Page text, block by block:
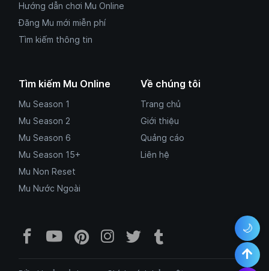
🌙
Hướng dẫn chơi Mu Online
Đăng Mu mới miễn phí
Tìm kiếm thông tin
Tìm kiếm Mu Online
Mu Season 1
Mu Season 2
Mu Season 6
Mu Season 15+
Mu Non Reset
Mu Nước Ngoài
Về chúng tôi
Trang chủ
Giới thiệu
Quảng cáo
Liên hệ
Facebook Mu Mới Ra -
YouTube Mu Mới Ra - Kênh
Pinterest Mumoira.online -
Instagram
TwitterTumblr Mu Mới